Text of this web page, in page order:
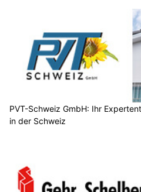
PVT-Schweiz GmbH: Ihr
in der Schweiz